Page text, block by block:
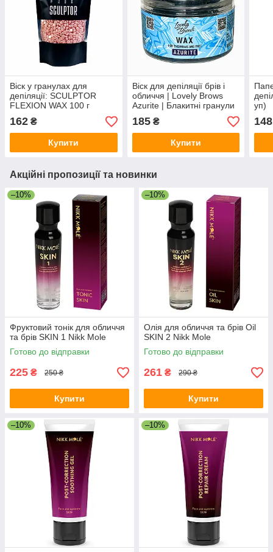
Віск у гранулах для
депіляції: SCULPTOR
FLEXION WAX 100 г
162 ₴
Купити
Віск для депіляції брів і
обличчя | Lovely Brows
Azurite | Блакитні гранули
|100 г
185₴
Купити
уп)
148
Акційні пропозиції та новинки
–10%
Фруктовий тонік для обличчя
та брів SKIN 1 Nikk Mole
Готово до відправки
225 ₴ 250 ₴
Купити
–10%
Олія для обличчя та брів Oil
SKIN 2 Nikk Mole
Готово до відправки
261 ₴ 290 ₴
Купити
–10% –10%